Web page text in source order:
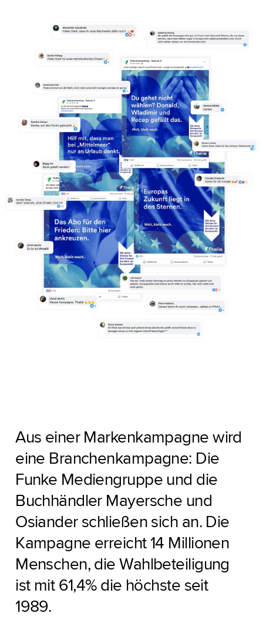
Aus einer Markenkampagne wird
eine Branchenkampagne: Die
Funke Mediengruppe und die
Buchhändler Mayersche und
Osiander schließen sich an. Die
Kampagne erreicht 14 Millionen
Menschen, die Wahlbeteiligung
ist mit 61,4% die höchste seit
1989.